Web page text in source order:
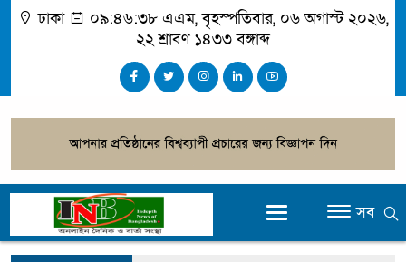
ঢাকা ০৯:৪৬:৩৮ এএম, বৃহস্পতিবার, ০৬ অগাস্ট ২০২৬,
২২ শ্রাবণ ১৪৩৩ বঙ্গাব্দ
সব